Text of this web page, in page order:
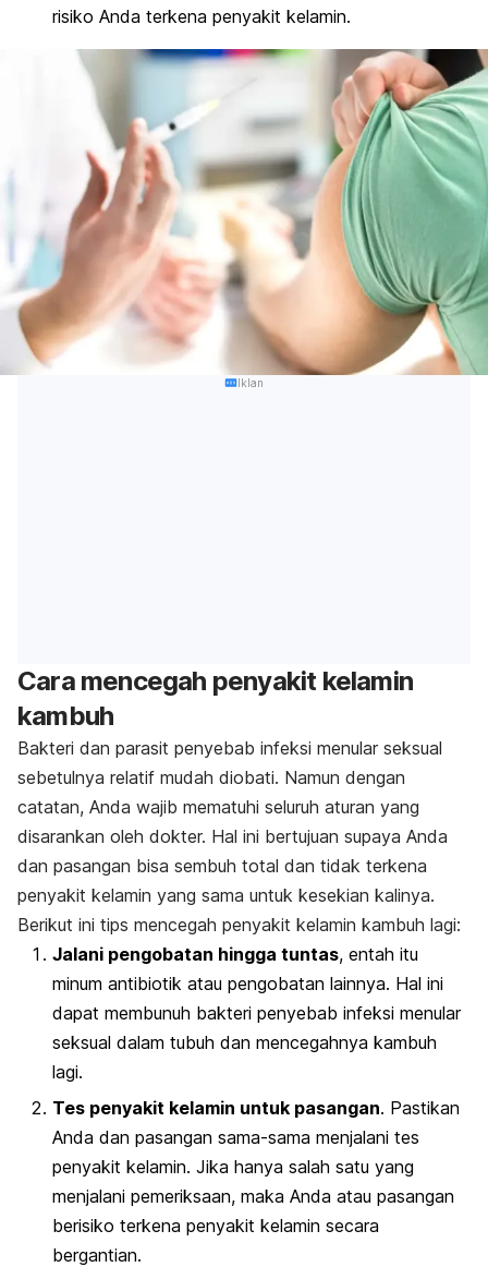
risiko Anda terkena penyakit kelamin.
Iklan
Cara mencegah penyakit kelamin
kambuh
Bakteri dan parasit penyebab infeksi menular seksual
sebetulnya relatif mudah diobati. Namun dengan
catatan, Anda wajib mematuhi seluruh aturan yang
disarankan oleh dokter. Hal ini bertujuan supaya Anda
dan pasangan bisa sembuh total dan tidak terkena
penyakit kelamin yang sama untuk kesekian kalinya.
Berikut ini tips mencegah penyakit kelamin kambuh lagi:
Jalani pengobatan hingga tuntas, entah itu
minum antibiotik atau pengobatan lainnya. Hal ini
dapat membunuh bakteri penyebab infeksi menular
seksual dalam tubuh dan mencegahnya kambuh
lagi.
Tes penyakit kelamin untuk pasangan. Pastikan
Anda dan pasangan sama-sama menjalani tes
penyakit kelamin. Jika hanya salah satu yang
menjalani pemeriksaan, maka Anda atau pasangan
berisiko terkena penyakit kelamin secara
bergantian.